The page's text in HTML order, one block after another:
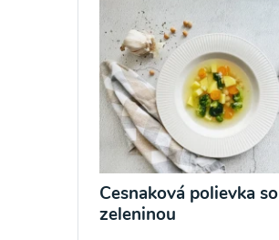
Cesnaková polievka so
zeleninou